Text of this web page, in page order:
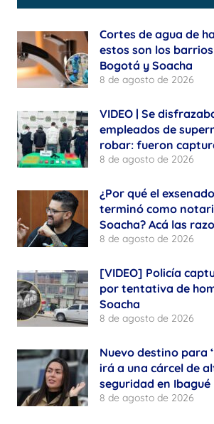
Cortes de agua de
estos son los
Bogotá y Soacha
8 de agosto de 2026
VIDEO | Se
empleados de
robar: fueron
8 de agosto de 2026
¿Por qué el
terminó como
Soacha? Acá las
8 de agosto de 2026
[VIDEO] Policía
por tentativa de
Soacha
8 de agosto de 2026
Nuevo destino para
irá a una cárcel de
seguridad en Ibagué
8 de agosto de 2026